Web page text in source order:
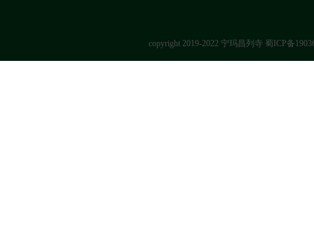
copyright 2019-2022 宁玛昌列寺 蜀ICP备